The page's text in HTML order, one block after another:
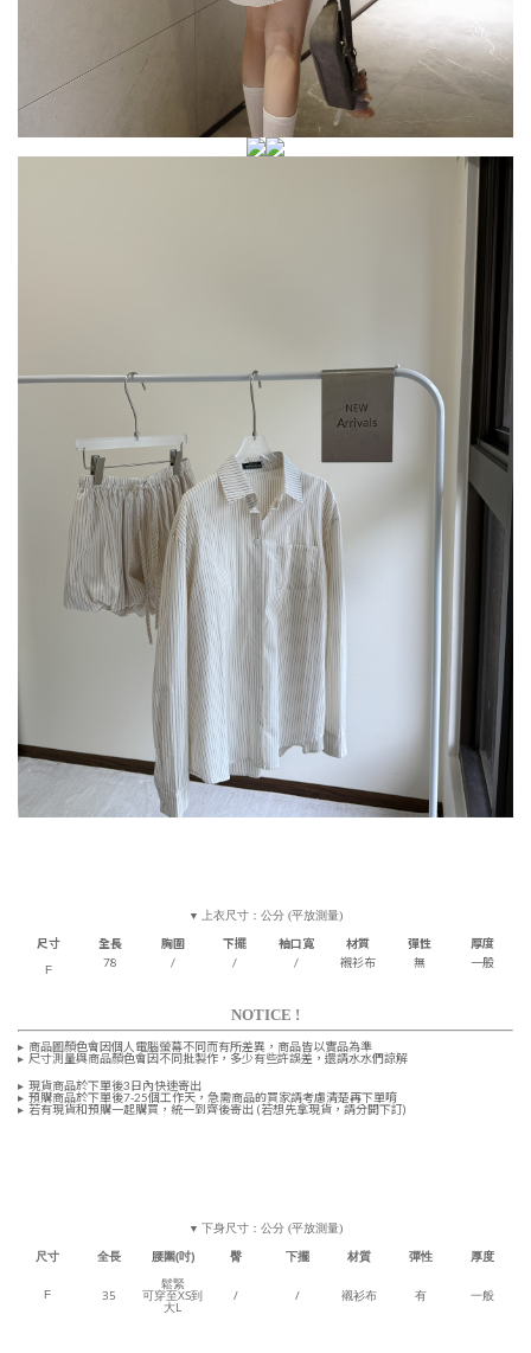
▼ 上衣尺寸：公分 (平放測量)
尺寸 全長 胸圍 下擺 袖口寬 材質 彈性 厚度
F
78 / / / 襯衫布 無 一般
NOTICE !
▸ 商品圖顏色會因個人電腦螢幕不同而有所差異，商品皆以實品為準
▸ 尺寸測量與商品顏色會因不同批製作，多少有些許誤差，還請水水們諒解
▸ 現貨商品於下單後3日內快速寄出
▸ 預購商品於下單後7-25個工作天 ，急需商品的買家請考慮清楚再下單唷
▸ 若有現貨和預購一起購買，統一到齊後寄出 (若想先拿現貨，請分開下訂)
▼ 下身尺寸：公分 (平放測量)
尺寸 全長 腰圍(吋) 臀 下擺 材質 彈性 厚度
F 35
鬆緊
可穿至XS到
大L
/ / 襯衫布 有 一般